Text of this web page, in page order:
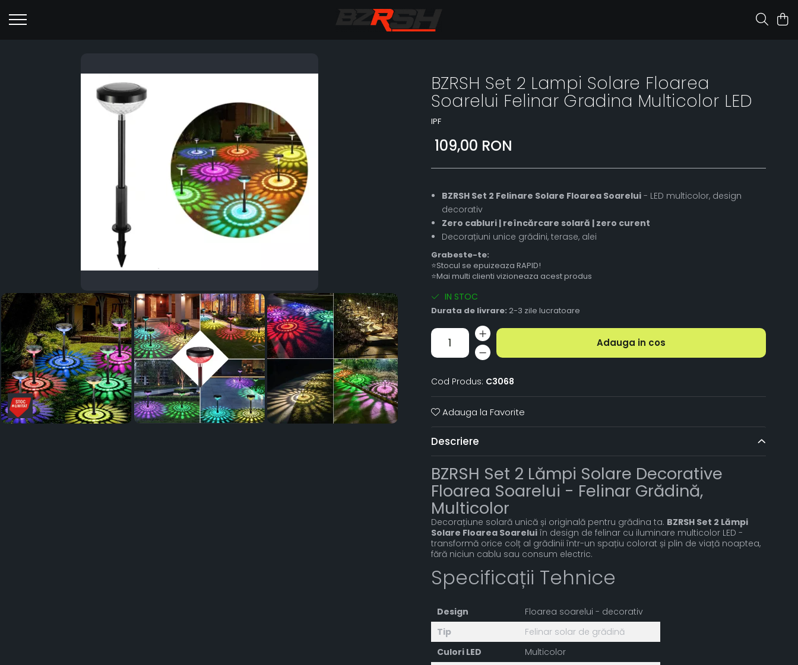
BZRSH Set 2 Lampi Solare Floarea
Soarelui Felinar Gradina Multicolor LED
IPF
109,00 RON
BZRSH Set 2 Felinare Solare Floarea Soarelui- LED multicolor, design
decorativ
Zero cabluri | reîncărcare solară | zero curent
Decorațiuni unice grădini, terase, alei
Grabeste-te:
⭐Stocul se epuizeaza RAPID!
⭐Mai multi clienti vizioneaza acest produs
IN STOC
Durata de livrare: 2-3 zile lucratoare
Adauga in cos
Cod Produs: C3068
Adauga la Favorite
Descriere
BZRSH Set 2 Lămpi Solare Decorative
Floarea Soarelui - Felinar Grădină,
Multicolor
Decorațiune solară unică și originală pentru grădina ta. BZRSH Set 2 Lămpi
Solare Floarea Soareluiîn design de felinar cu iluminare multicolor LED -
transformă orice colț al grădinii într-un spațiu colorat și plin de viață noaptea,
fără niciun cablu sau consum electric.
Specificații Tehnice
Design
Floarea soarelui - decorativ
Tip
Felinar solar de grădină
Culori LED
Multicolor